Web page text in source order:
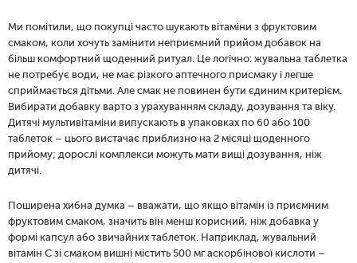
Ми помітили, що покупці часто шукають вітаміни з фруктовим
смаком, коли хочуть замінити неприємний прийом добавок на
більш комфортний щоденний ритуал. Це логічно: жувальна таблетка
не потребує води, не має різкого аптечного присмаку і легше
сприймається дітьми. Але смак не повинен бути єдиним критерієм.
Вибирати добавку варто з урахуванням складу, дозування та віку.
Дитячі мультивітаміни випускають в упаковках по 60 або 100
таблеток – цього вистачає приблизно на 2 місяці щоденного
прийому; дорослі комплекси можуть мати вищі дозування, ніж
дитячі.
Поширена хибна думка – вважати, що якщо вітамін із приємним
фруктовим смаком, значить він менш корисний, ніж добавка у
формі капсул або звичайних таблеток. Наприклад, жувальний
вітамін С зі смаком вишні містить 500 мг аскорбінової кислоти –